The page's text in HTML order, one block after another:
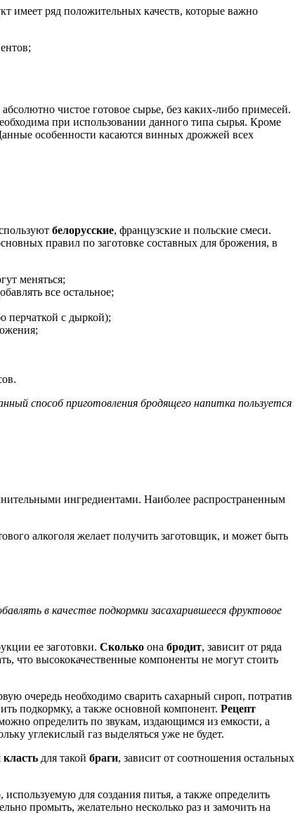
имеет ряд положительных качеств, которые важно
чистое готовое сырье, без каких-либо примесей.
при использовании данного типа сырья. Кроме
особенности касаются винных дрожжей всех
белорусские, французские и польские смеси.
правил по заготовке составных для брожения, в
меняться;
все остальное;
перчаткой с дыркой);
способ приготовления бродящего напитка пользуется
ингредиентами. Наиболее распространенным
алкоголя желает получить заготовщик, и может быть
в качестве подкормки засахарившееся фруктовое
ее заготовки. Сколько она бродит, зависит от ряда
что высококачественные компоненты не могут стоить
очередь необходимо сварить сахарный сироп, потратив
подкормку, а также основной компонент. Рецепт
определить по звукам, издающимся из емкости, а
углекислый газ выделяться уже не будет.
для такой браги, зависит от соотношения остальных
для создания питья, а также определить
промыть, желательно несколько раз и замочить на